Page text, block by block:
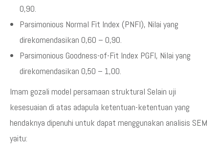
0,90.
Parsimonious Normal Fit Index (PNFI), Nilai yang
direkomendasikan 0,60 – 0,90.
Parsimonious Goodness-of-Fit Index PGFI, Nilai yang
direkomendasikan 0,50 – 1,00.
Imam gozali model persamaan struktural Selain uji
kesesuaian di atas adapula ketentuan-ketentuan yang
hendaknya dipenuhi untuk dapat menggunakan analisis SEM
yaitu: